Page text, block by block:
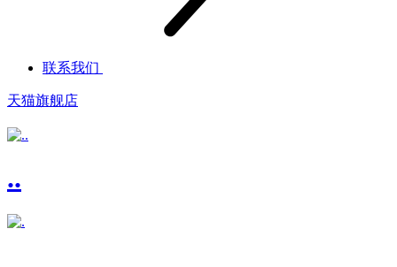
联系我们
天猫旗舰店
..